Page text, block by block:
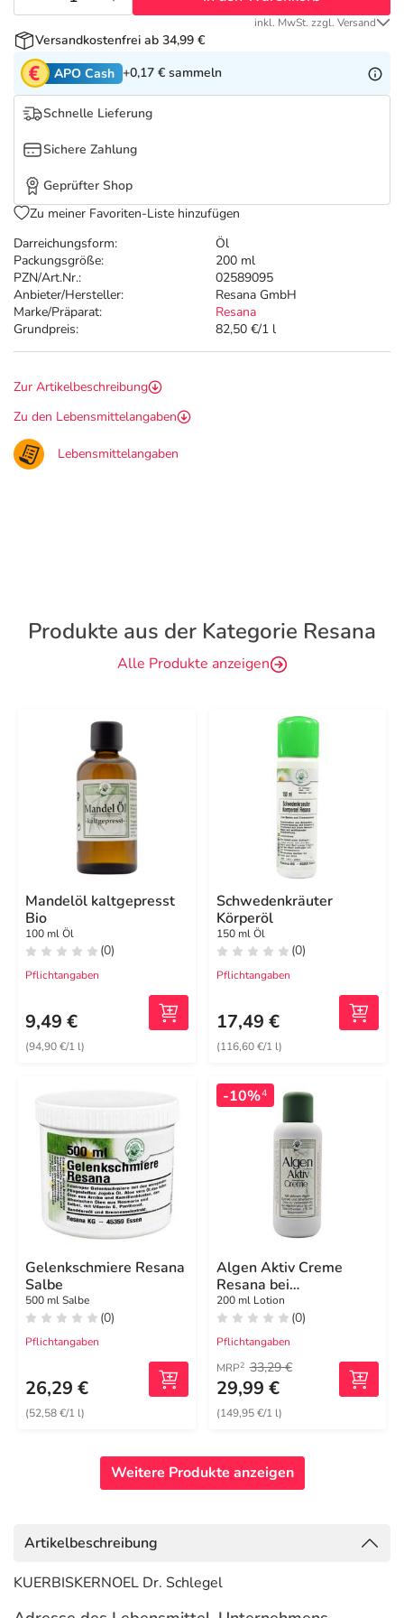
Tierapotheke
Vitamine & Mineralstoffe
Marken
Salus Deals
Darreichungsform:
Öl
Packungsgröße:
200 ml
PZN/Art.Nr.:
02589095
Anbieter/Hersteller:
Resana GmbH
Marke/Präparat:
Resana
Grundpreis:
82,50 €/1 l
inkl. MwSt. zzgl. Versand
Versandkostenfrei ab 34,99 €
APO Cash +0,17 € sammeln
Schnelle Lieferung
Sichere Zahlung
Geprüfter Shop
Zu meiner Favoriten-Liste hinzufügen
Zur Artikelbeschreibung
Zu den Lebensmittelangaben
Lebensmittelangaben
Produkte aus der Kategorie Resana
Alle Produkte anzeigen
Mandelöl kaltgepresst
Bio
100 ml Öl
(0)
Pflichtangaben
9,49 €
(94,90 €/1 l)
Schwedenkräuter
Körperöl
150 ml Öl
(0)
Pflichtangaben
17,49 €
(116,60 €/1 l)
Gelenkschmiere Resana
Salbe
500 ml Salbe
(0)
Pflichtangaben
26,29 €
(52,58 €/1 l)
-10%4
Algen Aktiv Creme
Resana bei
Besenreisern
200 ml Lotion
(0)
Pflichtangaben
MRP2 33,29 €
29,99 €
(149,95 €/1 l)
Weitere Produkte anzeigen
Artikelbeschreibung
KUERBISKERNOEL Dr. Schlegel